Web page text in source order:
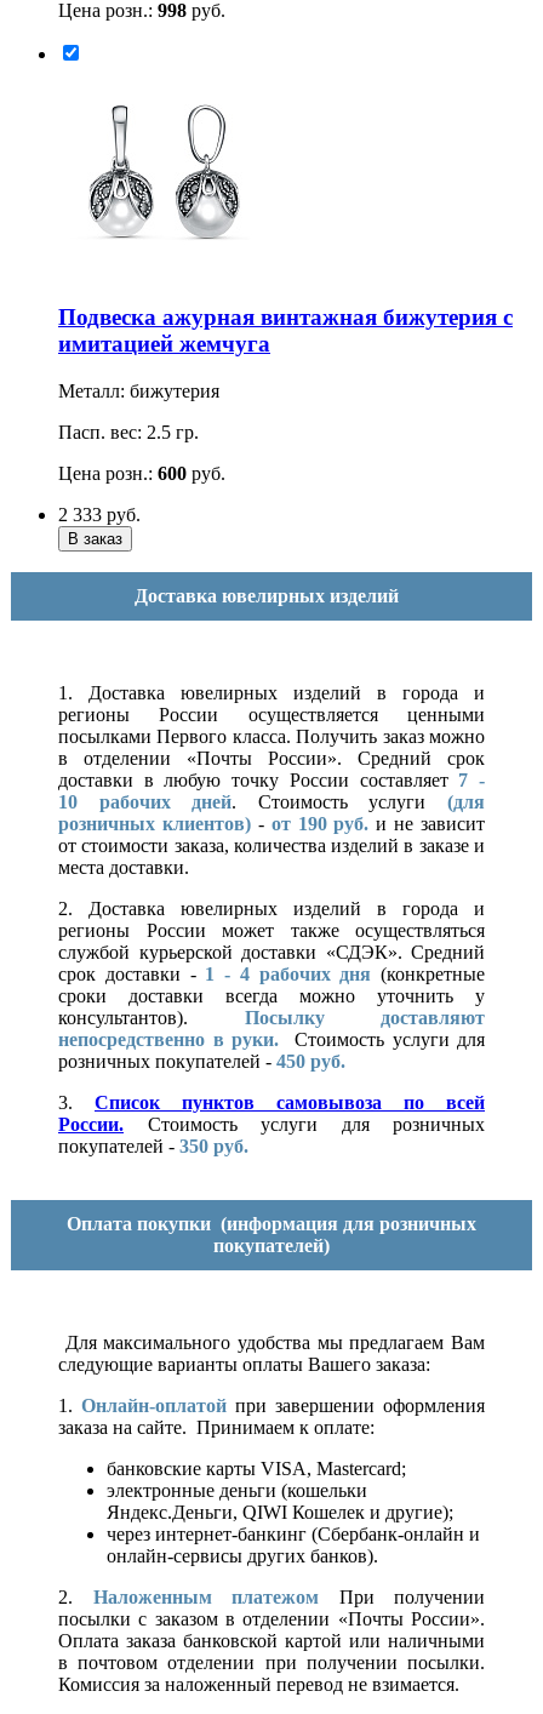
Цена розн.: 998 руб.
Подвеска ажурная винтажная бижутерия с
имитацией жемчуга
Металл: бижутерия
Пасп. вес: 2.5 гр.
Цена розн.: 600 руб.
2 333 руб.
Доставка ювелирных изделий
1. Доставка ювелирных изделий в города и
регионы России осуществляется ценными
посылками Первого класса. Получить заказ можно
в отделении «Почты России». Средний срок
доставки в любую точку России составляет 7 -
10 рабочих дней. Стоимость услуги(для
розничных клиентов)- от 190 руб. и не зависит
от стоимости заказа, количества изделий в заказе и
места доставки.
2. Доставка ювелирных изделий в города и
регионы России может также осуществляться
службой курьерской доставки «СДЭК». Средний
срок доставки - 1 - 4 рабочих дня (конкретные
сроки доставки всегда можно уточнить у
консультантов). Посылку доставляют
непосредственно в руки.
Стоимость услуги для
розничных покупателей - 450 руб.
3. Список пунктов самовывоза по всей
России.
Стоимость услуги для розничных
покупателей - 350 руб.
Оплата покупки (информация для розничных
покупателей)
Для максимального удобства мы предлагаем Вам
следующие варианты оплаты Вашего заказа:
1. Онлайн-оплатой при завершении оформления
заказа на сайте. Принимаем к оплате:
банковские карты VISA, Mastercard;
электронные деньги (кошельки
Яндекс.Деньги, QIWI Кошелек и другие);
через интернет-банкинг (Сбербанк-онлайн и
онлайн-сервисы других банков).
2. Наложенным платежом При получении
посылки с заказом в отделении «Почты России».
Оплата заказа банковской картой или наличными
в почтовом отделении при получении посылки.
Комиссия за наложенный перевод не взимается.